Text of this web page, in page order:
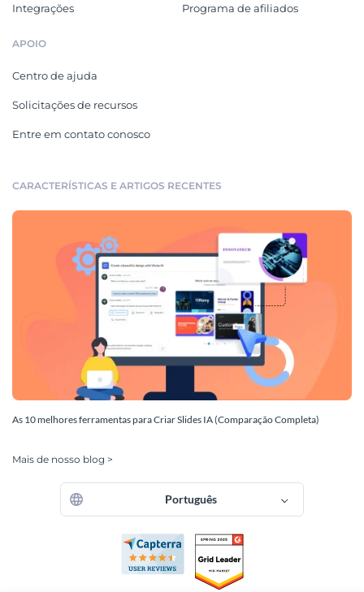
Integrações Programa de afiliados
APOIO
Centro de ajuda
Solicitações de recursos
Entre em contato conosco
CARACTERÍSTICAS E ARTIGOS RECENTES
As 10 melhores ferramentas para Criar Slides IA (Comparação Completa)
Mais de nosso blog >
Português